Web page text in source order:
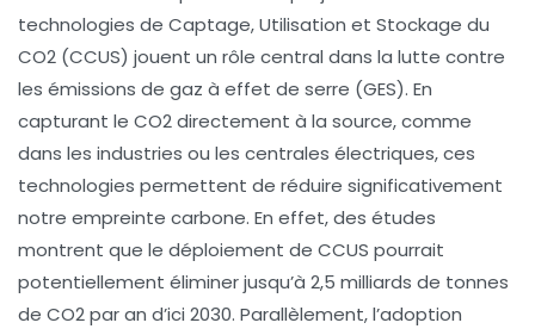
technologies de Captage, Utilisation et Stockage du
CO2 (CCUS) jouent un rôle central dans la lutte contre
les émissions de gaz à effet de serre (GES). En
capturant le CO2 directement à la source, comme
dans les industries ou les centrales électriques, ces
technologies permettent de réduire significativement
notre empreinte carbone. En effet, des études
montrent que le déploiement de CCUS pourrait
potentiellement éliminer jusqu’à 2,5 milliards de tonnes
de CO2 par an d’ici 2030. Parallèlement, l’adoption